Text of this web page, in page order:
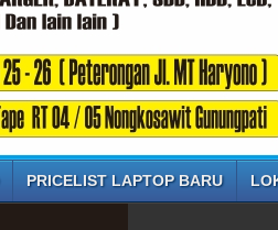
PRICELIST LAPTOP BARU